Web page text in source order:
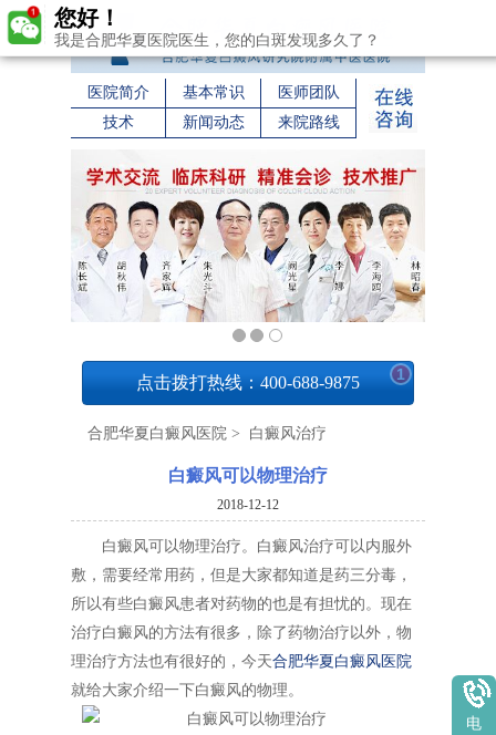
医院简介 基本常识
医师团队
技术
新闻动态 来院路线
点击拨打热线：400-688-9875 1
合肥华夏白癜风医院 > 白癜风治疗
白癜风可以物理治疗
2018-12-12
白癜风可以物理治疗。白癜风治疗可以内服外
敷，需要经常用药，但是大家都知道是药三分毒，
所以有些白癜风患者对药物的也是有担忧的。现在
治疗白癜风的方法有很多，除了药物治疗以外，物
理治疗方法也有很好的，今天合肥华夏白癜风医院
就给大家介绍一下白癜风的物理。
您好！
我是合肥华夏医院医生，您的白斑发现多久了？
电